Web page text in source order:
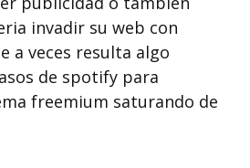
invadir su web con
a veces resulta algo
de spotify para
freemium saturando de